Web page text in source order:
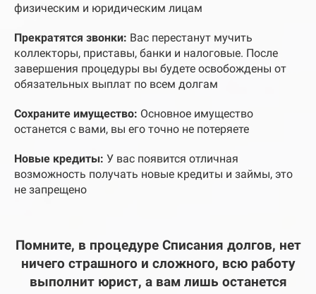
физическим и юридическим лицам
Прекратятся звонки: Вас перестанут мучить
коллекторы, приставы, банки и налоговые. После
завершения процедуры вы будете освобождены от
обязательных выплат по всем долгам
Сохраните имущество: Основное имущество
останется с вами, вы его точно не потеряете
Новые кредиты: У вас появится отличная
возможность получать новые кредиты и займы, это
не запрещено
Помните, в процедуре Списания долгов, нет
ничего страшного и сложного, всю работу
выполнит юрист, а вам лишь останется